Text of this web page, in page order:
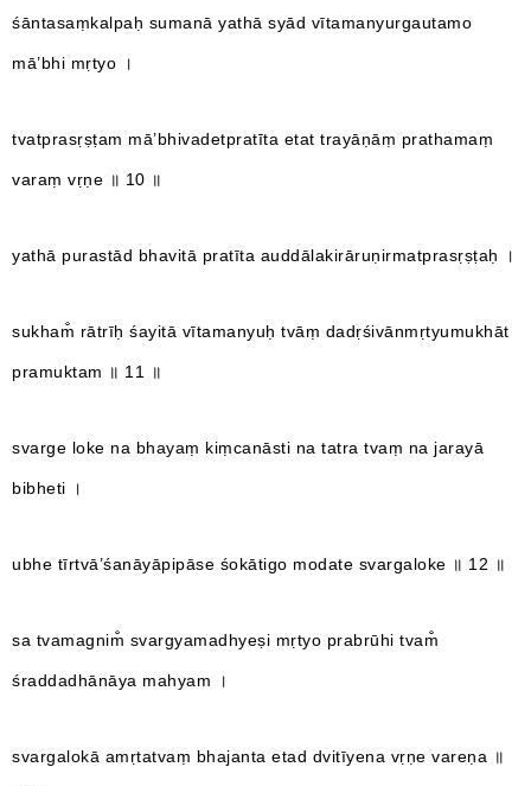
śāntasaṃkalpaḥ sumanā yathā syād vītamanyurgautamo
mā’bhi mṛtyo ।
tvatprasṛṣṭam mā’bhivadetpratīta etat trayāṇāṃ prathamaṃ
varaṃ vṛṇe ॥ 10 ॥
yathā purastād bhavitā pratīta auddālakirāruṇirmatprasṛṣṭaḥ ।
sukham̐ rātrīḥ śayitā vītamanyuḥ tvāṃ dadṛśivānmṛtyumukhāt
pramuktam ॥ 11 ॥
svarge loke na bhayaṃ kiṃcanāsti na tatra tvaṃ na jarayā
bibheti ।
ubhe tīrtvā’śanāyāpipāse śokātigo modate svargaloke ॥ 12 ॥
sa tvamagnim̐ svargyamadhyeṣi mṛtyo prabrūhi tvam̐
śraddadhānāya mahyam ।
svargalokā amṛtatvaṃ bhajanta etad dvitīyena vṛṇe vareṇa ॥